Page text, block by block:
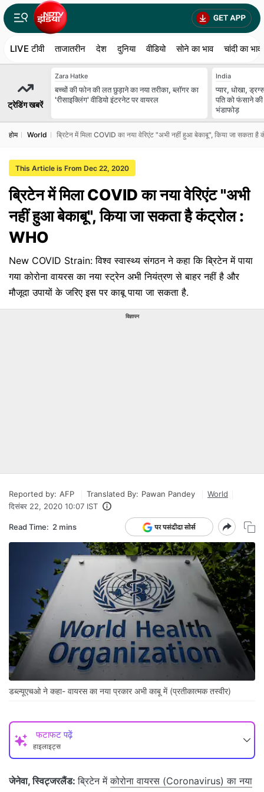
LIVE टीवी ताजातरीन देश दुनिया वीडियो सोने का भाव चांदी का भाव
ट्रेडिंग खबरें
Zara Hatke
बच्चों की फोन की लत छुड़ाने का नया तरीका, ब्लॉगर का
'रीसाइक्लिंग' वीडियो इंटरनेट पर वायरल
India
प्यार, धोखा,
पति को फंसाने
भंडाफोड़
होम World ब्रिटेन में मिला COVID का नया वेरिएंट "अभी नहीं हुआ बेकाबू", किया जा सकता
This Article is From Dec 22, 2020
ब्रिटेन में मिला COVID का नया वेरिएंट "अभी
नहीं हुआ बेकाबू", किया जा सकता है कंट्रोल :
WHO
New COVID Strain: विश्व स्वास्थ्य संगठन ने कहा कि ब्रिटेन में पाया
गया कोरोना वायरस का नया स्ट्रेन अभी नियंत्रण से बाहर नहीं है और
मौजूदा उपायों के जरिए इस पर काबू पाया जा सकता है.
विज्ञापन
Reported by: AFP Translated By: Pawan Pandey
World
दिसंबर 22, 2020 10:07 IST
Read Time: 2 mins
डब्ल्यूएचओ ने कहा- वायरस का नया प्रकार अभी काबू में (प्रतीकात्मक तस्वीर)
फटाफट पढ़ें
हाइलाइट्स
जेनेवा, स्विट्जरलैंड: ब्रिटेन मेंकोरोना वायरस (Coronavirus) का नया